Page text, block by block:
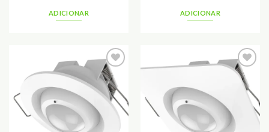
ADICIONAR ADICIONAR
Adicionar
aos
Favoritos
Adicionar
aos
Favoritos